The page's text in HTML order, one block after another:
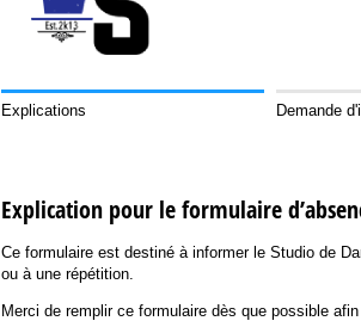
Explications Demande
Explication pour le formulaire
Ce formulaire est destiné à informer le Studio de
ou à une répétition.
Merci de remplir ce formulaire dès que possible